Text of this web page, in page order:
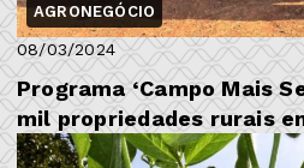
AGRONEGÓCIO
08/03/2024
Programa ‘Campo Mais
mil propriedades rurais